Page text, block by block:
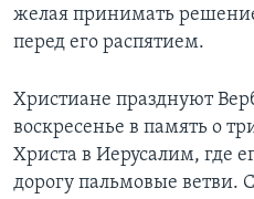
желая принимать
перед его распятием.
Христиане празднуют
воскресенье в память о
Христа в Иерусалим, где
дорогу пальмовые ветви.